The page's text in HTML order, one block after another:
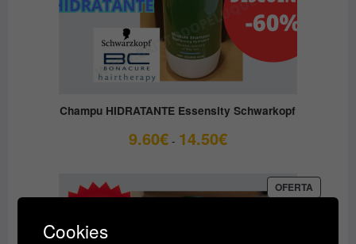
Champu HIDRATANTE Essensity Schwarkopf
9.60€ - 14.50€Rango
OFERTA
EN
Cookies